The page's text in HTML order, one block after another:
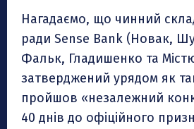
Нагадаємо, що чинний
ради Sense Bank (Новак,
Фальк, Гладишенко та
затверджений урядом як
пройшов «незалежний
40 днів до офіційного